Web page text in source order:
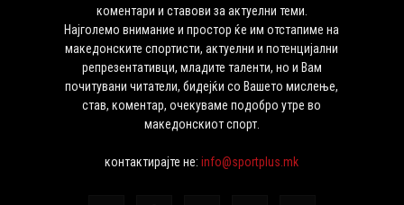
коментари и ставови за актуелни теми.
Најголемо внимание и простор ќе им отстапиме на
македонските спортисти, актуелни и потенцијални
репрезентативци, младите таленти, но и Вам
почитувани читатели, бидејќи со Вашето мислење,
став, коментар, очекуваме подобро утре во
македонскиот спорт.
контактирајте не:info@sportplus.mk